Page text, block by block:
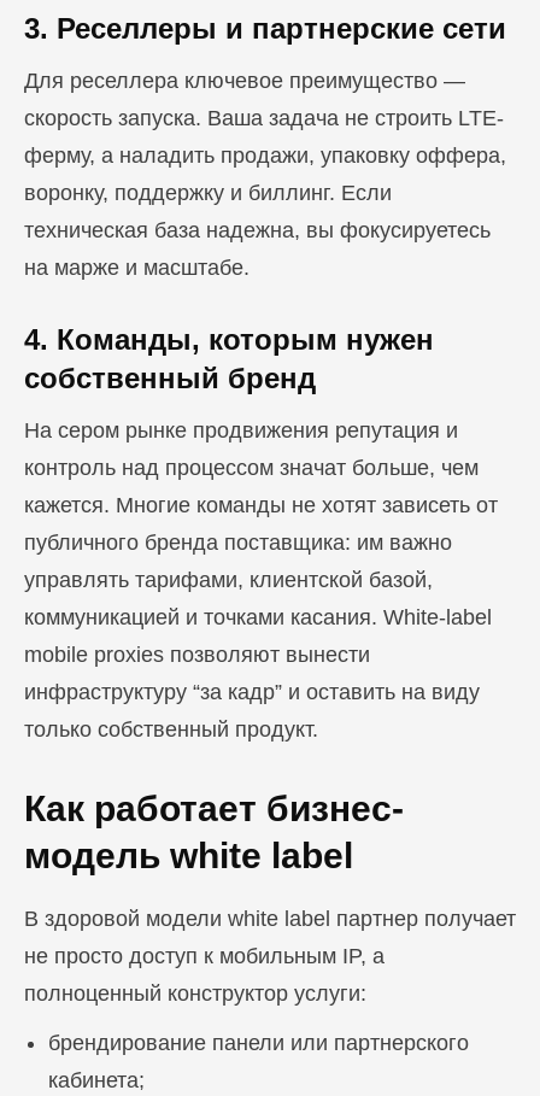
3. Реселлеры и партнерские сети
Для реселлера ключевое преимущество —
скорость запуска. Ваша задача не строить LTE-
ферму, а наладить продажи, упаковку оффера,
воронку, поддержку и биллинг. Если
техническая база надежна, вы фокусируетесь
на марже и масштабе.
4. Команды, которым нужен
собственный бренд
На сером рынке продвижения репутация и
контроль над процессом значат больше, чем
кажется. Многие команды не хотят зависеть от
публичного бренда поставщика: им важно
управлять тарифами, клиентской базой,
коммуникацией и точками касания. White-label
mobile proxies позволяют вынести
инфраструктуру “за кадр” и оставить на виду
только собственный продукт.
Как работает бизнес-
модель white label
В здоровой модели white label партнер получает
не просто доступ к мобильным IP, а
полноценный конструктор услуги:
брендирование панели или партнерского
кабинета;